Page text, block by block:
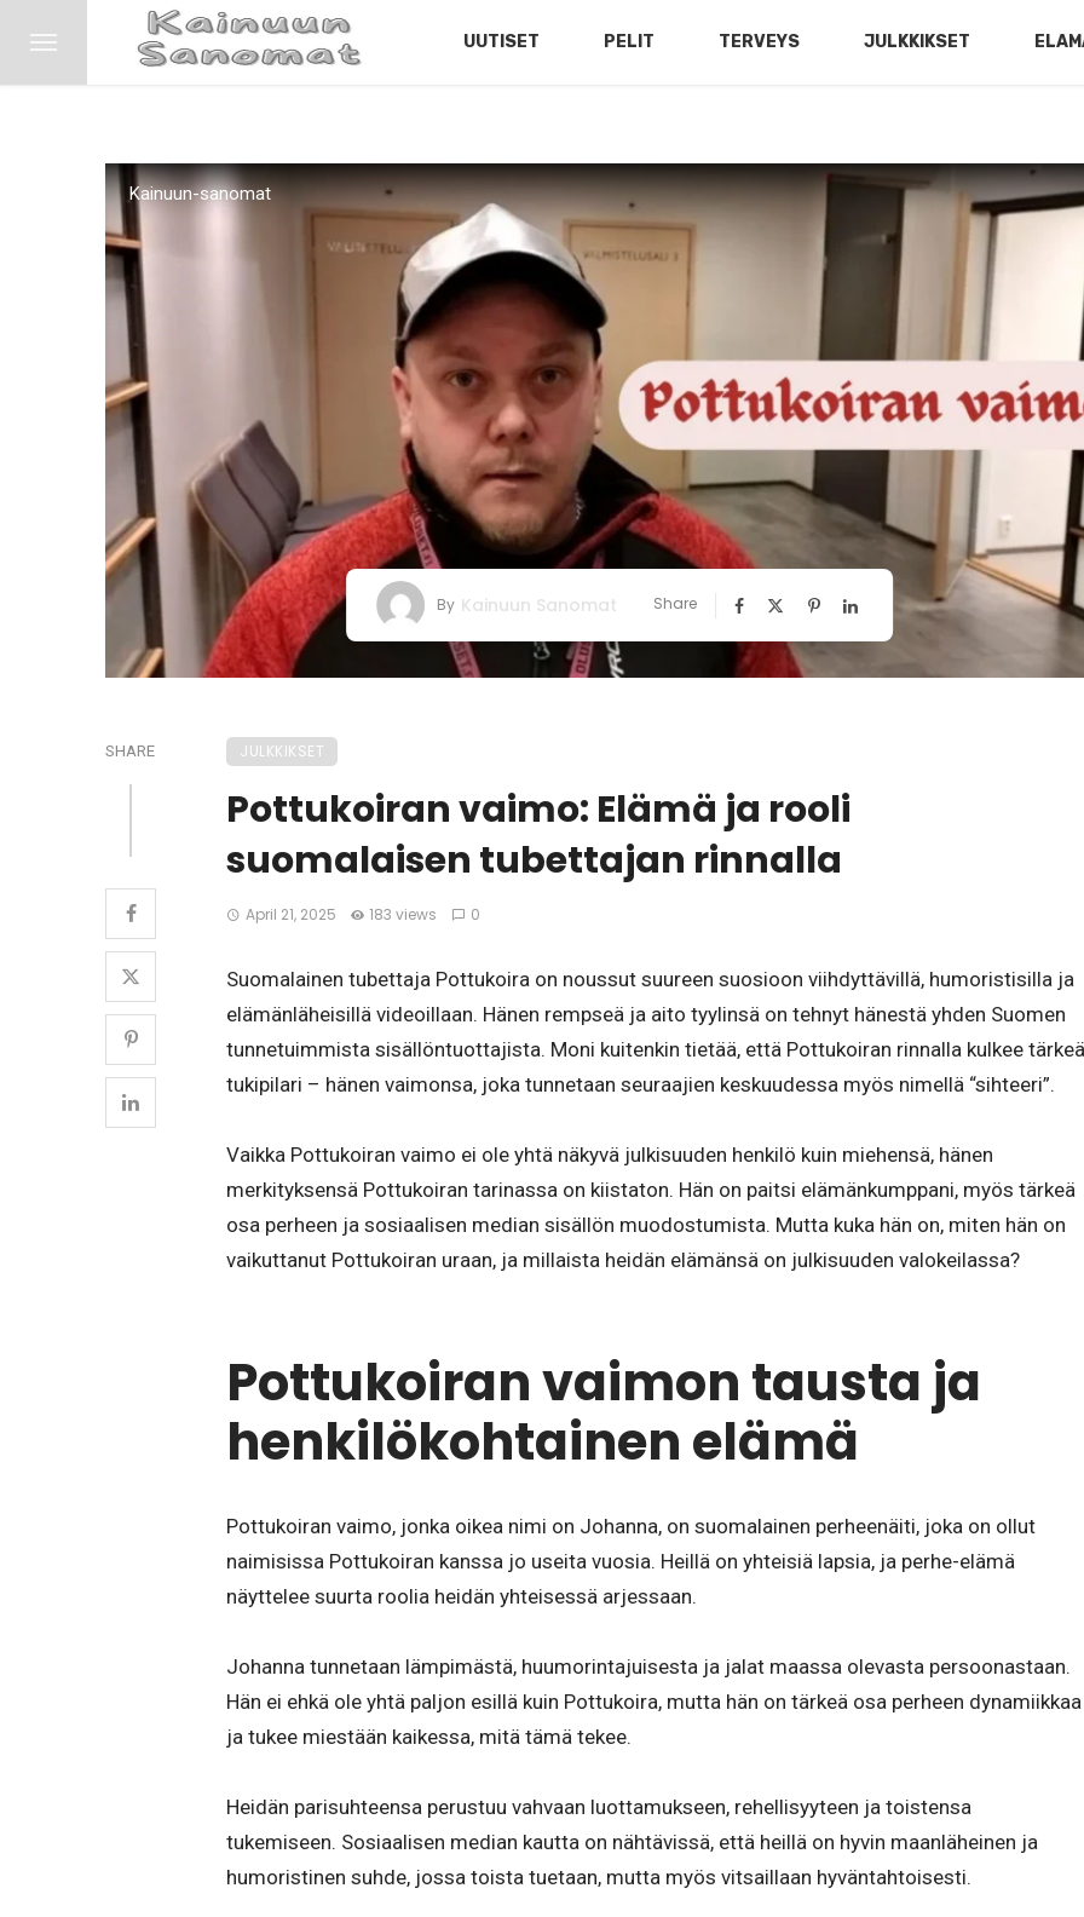
UUTISET PELIT TERVEYS JULKKIKSET
Kainuun-sanomat
By Kainuun Sanomat Share
SHARE JULKKIKSET
Pottukoiran vaimo: Elämä ja rooli
suomalaisen tubettajan rinnalla
April 21, 2025 183 views 0
Suomalainen tubettaja Pottukoira on noussut suureen suosioon viihdyttävillä, humoristisilla ja
elämänläheisillä videoillaan. Hänen rempseä ja aito tyylinsä on tehnyt hänestä yhden Suomen
tunnetuimmista sisällöntuottajista. Moni kuitenkin tietää, että Pottukoiran rinnalla kulkee tärkeä
tukipilari – hänen vaimonsa, joka tunnetaan seuraajien keskuudessa myös nimellä “sihteeri”.
Vaikka Pottukoiran vaimo ei ole yhtä näkyvä julkisuuden henkilö kuin miehensä, hänen
merkityksensä Pottukoiran tarinassa on kiistaton. Hän on paitsi elämänkumppani, myös tärkeä
osa perheen ja sosiaalisen median sisällön muodostumista. Mutta kuka hän on, miten hän on
vaikuttanut Pottukoiran uraan, ja millaista heidän elämänsä on julkisuuden valokeilassa?
Pottukoiran vaimon tausta ja
henkilökohtainen elämä
Pottukoiran vaimo, jonka oikea nimi on Johanna, on suomalainen perheenäiti, joka on ollut
naimisissa Pottukoiran kanssa jo useita vuosia. Heillä on yhteisiä lapsia, ja perhe-elämä
näyttelee suurta roolia heidän yhteisessä arjessaan.
Johanna tunnetaan lämpimästä, huumorintajuisesta ja jalat maassa olevasta persoonastaan.
Hän ei ehkä ole yhtä paljon esillä kuin Pottukoira, mutta hän on tärkeä osa perheen dynamiikkaa
ja tukee miestään kaikessa, mitä tämä tekee.
Heidän parisuhteensa perustuu vahvaan luottamukseen, rehellisyyteen ja toistensa
tukemiseen. Sosiaalisen median kautta on nähtävissä, että heillä on hyvin maanläheinen ja
humoristinen suhde, jossa toista tuetaan, mutta myös vitsaillaan hyväntahtoisesti.